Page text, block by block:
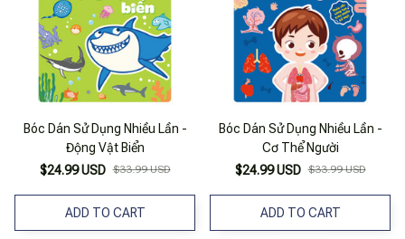
Bóc Dán Sử Dụng Nhiều Lần -
Động Vật Biển
$24.99 USD $33.99 USD
ADD TO CART
Bóc Dán Sử Dụng Nhiều Lần -
Cơ Thể Người
$24.99 USD $33.99 USD
ADD TO CART